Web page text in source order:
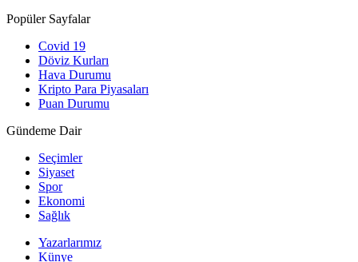
Popüler Sayfalar
Covid 19
Döviz Kurları
Hava Durumu
Kripto Para Piyasaları
Puan Durumu
Gündeme Dair
Seçimler
Siyaset
Spor
Ekonomi
Sağlık
Yazarlarımız
Künye